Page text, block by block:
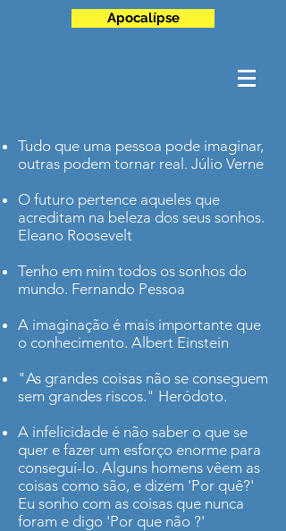
Apocalípse
Tudo que uma pessoa pode imaginar,
outras podem tornar real. Júlio Verne
O futuro pertence aqueles que
acreditam na beleza dos seus sonhos.
Eleano Roosevelt
Tenho em mim todos os sonhos do
mundo. Fernando Pessoa
A imaginação é mais importante que
o conhecimento. Albert Einstein
"As grandes coisas não se conseguem
sem grandes riscos." Heródoto.
A infelicidade é não saber o que se
quer e fazer um esforço enorme para
conseguí-lo. Alguns homens vêem as
coisas como são, e dizem 'Por quê?'
Eu sonho com as coisas que nunca
foram e digo 'Por que não ?'